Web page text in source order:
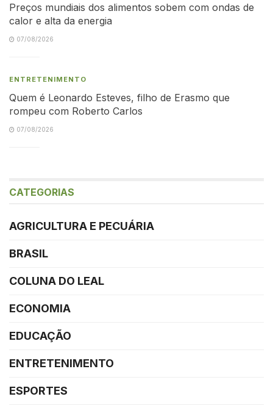
Preços mundiais dos alimentos sobem com ondas de
calor e alta da energia
07/08/2026
ENTRETENIMENTO
Quem é Leonardo Esteves, filho de Erasmo que
rompeu com Roberto Carlos
07/08/2026
CATEGORIAS
AGRICULTURA E PECUÁRIA
BRASIL
COLUNA DO LEAL
ECONOMIA
EDUCAÇÃO
ENTRETENIMENTO
ESPORTES